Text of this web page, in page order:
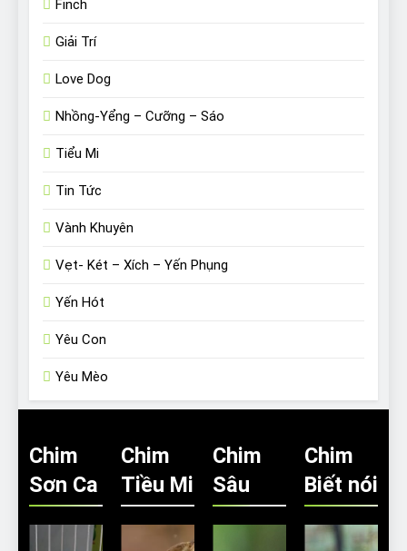
Finch
Giải Trí
Love Dog
Nhồng-Yểng – Cưỡng – Sáo
Tiểu Mi
Tin Tức
Vành Khuyên
Vẹt- Két – Xích – Yến Phụng
Yến Hót
Yêu Con
Yêu Mèo
Chim
Sơn Ca
Chim
Tiều Mi
Chim
Sâu
Chim
Biết nói